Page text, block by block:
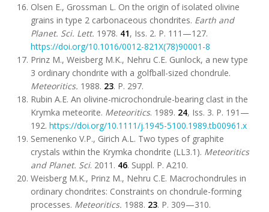
Olsen E., Grossman L. On the origin of isolated olivine
grains in type 2 carbonaceous chondrites. Earth and
Planet. Sci. Lett. 1978. 41, Iss. 2. P. 111—127.
https://doi.org/10.1016/0012-821X(78)90001-8
Prinz M., Weisberg M.K., Nehru C.E. Gunlock, a new type
3 ordinary chondrite with a golfball-sized chondrule.
Meteoritics. 1988. 23. P. 297.
Rubin A.E. An olivine-microchondrule-bearing clast in the
Krymka meteorite. Meteoritics. 1989. 24, Iss. 3. P. 191—
192. https://doi.org/10.1111/j.1945-5100.1989.tb00961.x
Semenenko V.P., Girich A.L. Two types of graphite
crystals within the Krymka chondrite (LL3.1). Meteoritics
and Planet. Sci. 2011. 46. Suppl. P. A210.
Weisberg M.K., Prinz M., Nehru C.E. Macrochondrules in
ordinary chondrites: Constraints on chondrule-forming
processes. Meteoritics. 1988. 23. P. 309—310.